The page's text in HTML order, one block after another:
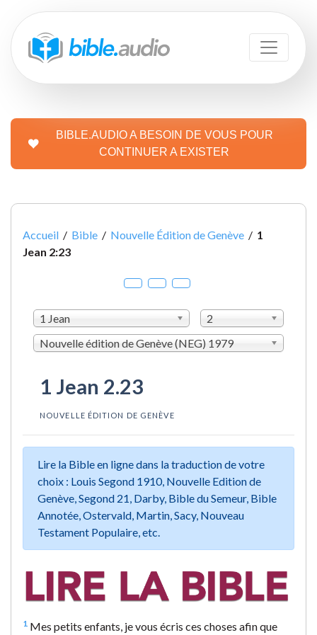
BIBLE.AUDIO A BESOIN DE VOUS POUR
CONTINUER A EXISTER
Accueil / Bible / Nouvelle Édition de Genève / 1
Jean 2:23
1 Jean
2
Nouvelle édition de Genève (NEG) 1979
1 Jean 2.23
NOUVELLE ÉDITION DE GENÈVE
Lire la Bible en ligne dans la traduction de votre
choix : Louis Segond 1910, Nouvelle Edition de
Genève, Segond 21, Darby, Bible du Semeur, Bible
Annotée, Ostervald, Martin, Sacy, Nouveau
Testament Populaire, etc.
1 Mes petits enfants, je vous écris ces choses afin que